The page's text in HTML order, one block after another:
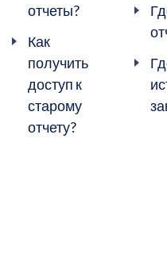
отчеты?
Как
получить
доступ к
старому
отчету?